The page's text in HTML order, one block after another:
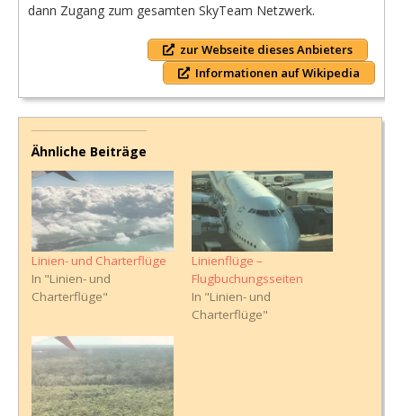
dann Zugang zum gesamten SkyTeam Netzwerk.
zur Webseite dieses Anbieters
Informationen auf Wikipedia
Ähnliche Beiträge
Linien- und Charterflüge
In "Linien- und
Charterflüge"
Linienflüge –
Flugbuchungsseiten
In "Linien- und
Charterflüge"